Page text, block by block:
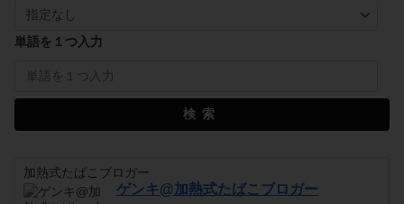
単語を１つ入力
検索
加熱式たばこブロガー
ゲンキ@加熱式たばこブロガー